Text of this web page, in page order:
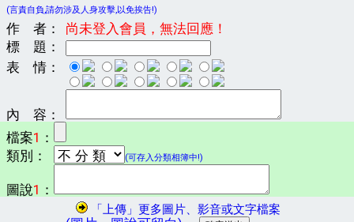
(言責自負,請勿涉及人身攻擊,以免挨告!)
作 者：
尚未登入會員，無法回應！
標 題：
表 情：
內 容：
檔案1 ：
類別：
(可存入分類相簿中!)
圖說1 ：
「上傳」更多圖片、影音或文字檔案